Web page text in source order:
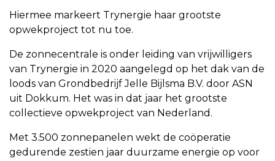
Hiermee markeert Trynergie haar grootste
opwekproject tot nu toe.
De zonnecentrale is onder leiding van vrijwilligers
van Trynergie in 2020 aangelegd op het dak van de
loods van Grondbedrijf Jelle Bijlsma B.V. door ASN
uit Dokkum. Het was in dat jaar het grootste
collectieve opwekproject van Nederland.
Met 3.500 zonnepanelen wekt de coöperatie
gedurende zestien jaar duurzame energie op voor